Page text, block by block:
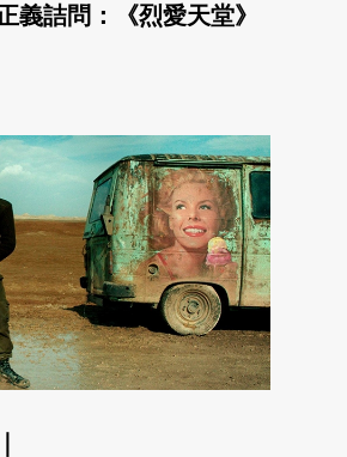
義詰問：《烈愛天堂》